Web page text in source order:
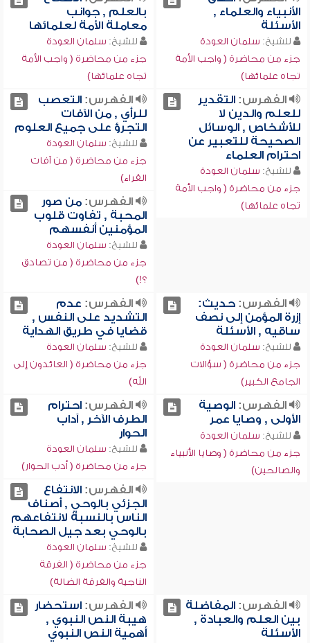
الأنبياء والعلماء ,
الأسئلة
للشيخ: سلمان العودة
جزء من محاضرة ( واجب الأمة
تجاه علمائها)
بالعلم , جوانب
معاملة الأمة لعلمائها
للشيخ: سلمان العودة
جزء من محاضرة ( واجب الأمة
تجاه علمائها)
الفهرس:التقدير
للعلم والدين لا
للأشخاص , الوسائل
الصحيحة للتعبير عن
احترام العلماء
للشيخ: سلمان العودة
جزء من محاضرة ( واجب الأمة
تجاه علمائها)
الفهرس:التعصب
للرأي , من الآفات
التجرؤ على جميع العلوم
للشيخ: سلمان العودة
جزء من محاضرة ( من آفات
القراء)
الفهرس:من صور
المحبة , تفاوت قلوب
المؤمنين أنفسهم
للشيخ: سلمان العودة
جزء من محاضرة ( من تصادق
؟!)
الفهرس:حديث:
إزرة المؤمن إلى نصف
ساقيه , الأسئلة
للشيخ: سلمان العودة
جزء من محاضرة ( سؤالات
الجامع الكبير)
الفهرس: عدم
التشديد على النفس ,
قضايا في طريق الهداية
للشيخ: سلمان العودة
جزء من محاضرة ( العائدون إلى
الله)
الفهرس:الوصية
الأولى , وصايا عمر
للشيخ: سلمان العودة
جزء من محاضرة ( وصايا الأنبياء
والصالحين)
الفهرس:احترام
الطرف الآخر , آداب
الحوار
للشيخ: سلمان العودة
جزء من محاضرة ( أدب الحوار)
الفهرس:الانتفاع
الجزئي بالوحي , أصناف
الناس بالنسبة لانتفاعهم
بالوحي بعد جيل الصحابة
للشيخ: سلمان العودة
جزء من محاضرة ( الفرقة
الناجية والفرقة الضالة)
الفهرس:المفاضلة
بين العلم والعبادة ,
الأسئلة
الفهرس:استحضار
هيبة النص النبوي ,
أهمية النص النبوي